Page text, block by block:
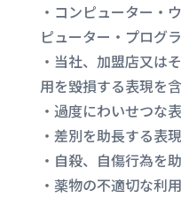
・コンピューター・
ピューター・プログ
・当社、加盟店又は
用を毀損する表現を
・過度にわいせつな
・差別を助長する表
・自殺、自傷行為を
・薬物の不適切な利